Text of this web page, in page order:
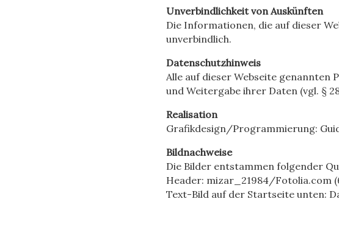
Unverbindlichkeit von Auskünften
Die Informationen, die auf dieser
unverbindlich.
Datenschutzhinweis
Alle auf dieser Webseite
und Weitergabe ihrer Daten (vgl. § 28
Realisation
Grafikdesign/Programmierung:
Bildnachweise
Die Bilder entstammen folgender
Header: mizar_21984/Fotolia.com
Text-Bild auf der Startseite unten: